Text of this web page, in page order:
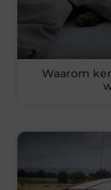
Waarom